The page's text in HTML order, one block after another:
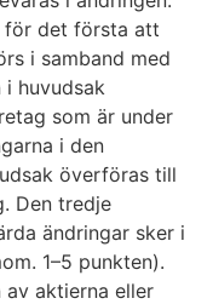
för det första att
i samband med
huvudsak
som är under
i den
överföras till
Den tredje
ändringar sker i
1–5 punkten).
aktierna eller